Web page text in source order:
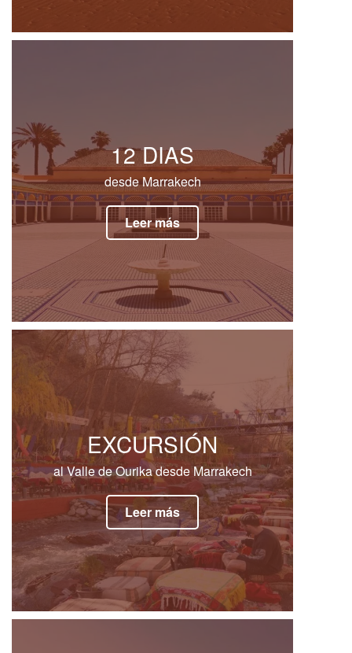
12 DIAS
desde Marrakech
Leer más
EXCURSIÓN
al Valle de Ourika desde Marrakech
Leer más